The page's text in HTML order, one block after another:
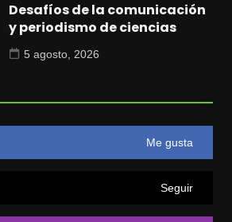
Desafíos de la comunicación
y periodismo de ciencias
5 agosto, 2026
Me gusta
Seguir